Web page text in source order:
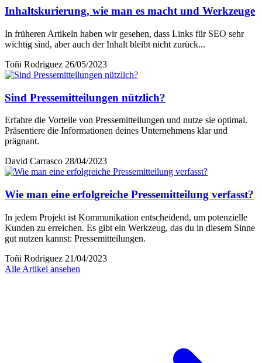
Inhaltskurierung, wie man es macht und Werkzeuge
In früheren Artikeln haben wir gesehen, dass Links für SEO sehr
wichtig sind, aber auch der Inhalt bleibt nicht zurück...
Toñi Rodriguez 26/05/2023
Sind Pressemitteilungen nützlich?
Erfahre die Vorteile von Pressemitteilungen und nutze sie optimal.
Präsentiere die Informationen deines Unternehmens klar und
prägnant.
David Carrasco 28/04/2023
Wie man eine erfolgreiche Pressemitteilung verfasst?
In jedem Projekt ist Kommunikation entscheidend, um potenzielle
Kunden zu erreichen. Es gibt ein Werkzeug, das du in diesem Sinne
gut nutzen kannst: Pressemitteilungen.
Toñi Rodriguez 21/04/2023
Alle Artikel ansehen